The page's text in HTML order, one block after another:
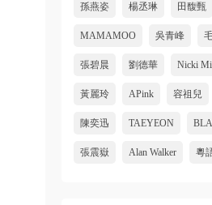
孫燕姿 楊丞琳 田馥甄
MAMAMOO 吳青峰
張碧晨 劉德華 Nicki
黃麗玲 APink 容祖兒
陳奕迅 TAEYEON
張震嶽 Alan Walker 粵